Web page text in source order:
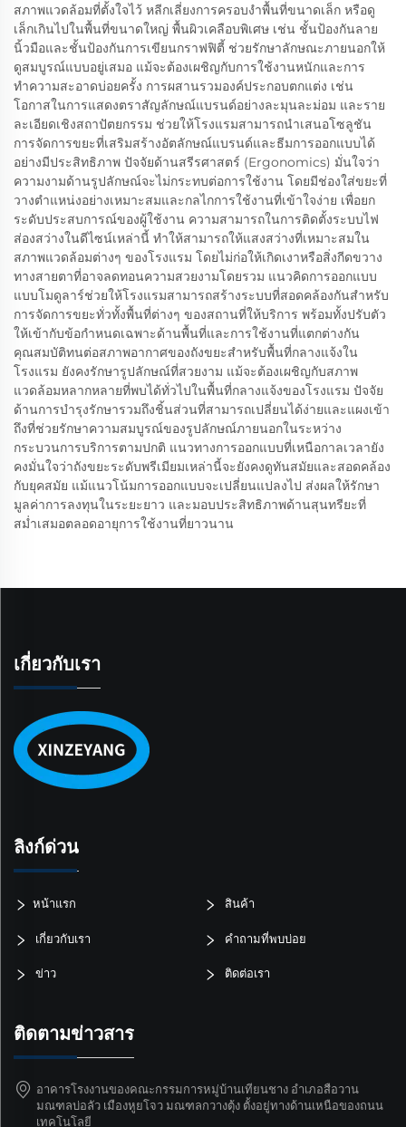
สภาพแวดล้อมที่ตั้งใจไว้ หลีกเลี่ยงการครอบงำพื้นที่ขนาดเล็ก หรือดู
เล็กเกินไปในพื้นที่ขนาดใหญ่ พื้นผิวเคลือบพิเศษ เช่น ชั้นป้องกันลาย
นิ้วมือและชั้นป้องกันการเขียนกราฟฟิตี้ ช่วยรักษาลักษณะภายนอกให้
ดูสมบูรณ์แบบอยู่เสมอ แม้จะต้องเผชิญกับการใช้งานหนักและการ
ทำความสะอาดบ่อยครั้ง การผสานรวมองค์ประกอบตกแต่ง เช่น
โอกาสในการแสดงตราสัญลักษณ์แบรนด์อย่างละมุนละม่อม และราย
ละเอียดเชิงสถาปัตยกรรม ช่วยให้โรงแรมสามารถนำเสนอโซลูชัน
การจัดการขยะที่เสริมสร้างอัตลักษณ์แบรนด์และธีมการออกแบบได้
อย่างมีประสิทธิภาพ ปัจจัยด้านสรีรศาสตร์ (Ergonomics) มั่นใจว่า
ความงามด้านรูปลักษณ์จะไม่กระทบต่อการใช้งาน โดยมีช่องใส่ขยะที่
วางตำแหน่งอย่างเหมาะสมและกลไกการใช้งานที่เข้าใจง่าย เพื่อยก
ระดับประสบการณ์ของผู้ใช้งาน ความสามารถในการติดตั้งระบบไฟ
ส่องสว่างในดีไซน์เหล่านี้ ทำให้สามารถให้แสงสว่างที่เหมาะสมใน
สภาพแวดล้อมต่างๆ ของโรงแรม โดยไม่ก่อให้เกิดเงาหรือสิ่งกีดขวาง
ทางสายตาที่อาจลดทอนความสวยงามโดยรวม แนวคิดการออกแบบ
แบบโมดูลาร์ช่วยให้โรงแรมสามารถสร้างระบบที่สอดคล้องกันสำหรับ
การจัดการขยะทั่วทั้งพื้นที่ต่างๆ ของสถานที่ให้บริการ พร้อมทั้งปรับตัว
ให้เข้ากับข้อกำหนดเฉพาะด้านพื้นที่และการใช้งานที่แตกต่างกัน
คุณสมบัติทนต่อสภาพอากาศของถังขยะสำหรับพื้นที่กลางแจ้งใน
โรงแรม ยังคงรักษารูปลักษณ์ที่สวยงาม แม้จะต้องเผชิญกับสภาพ
แวดล้อมหลากหลายที่พบได้ทั่วไปในพื้นที่กลางแจ้งของโรงแรม ปัจจัย
ด้านการบำรุงรักษารวมถึงชิ้นส่วนที่สามารถเปลี่ยนได้ง่ายและแผงเข้า
ถึงที่ช่วยรักษาความสมบูรณ์ของรูปลักษณ์ภายนอกในระหว่าง
กระบวนการบริการตามปกติ แนวทางการออกแบบที่เหนือกาลเวลายัง
คงมั่นใจว่าถังขยะระดับพรีเมียมเหล่านี้จะยังคงดูทันสมัยและสอดคล้อง
กับยุคสมัย แม้แนวโน้มการออกแบบจะเปลี่ยนแปลงไป ส่งผลให้รักษา
มูลค่าการลงทุนในระยะยาว และมอบประสิทธิภาพด้านสุนทรียะที่
สม่ำเสมอตลอดอายุการใช้งานที่ยาวนาน
เกี่ยวกับเรา
ลิงก์ด่วน
หน้าแรก สินค้า
เกี่ยวกับเรา คำถามที่พบบ่อย
ข่าว ติดต่อเรา
ติดตามข่าวสาร
อาคารโรงงานของคณะกรรมการหมู่บ้านเทียนชาง อำเภอสือวาน
มณฑลบ่อลัว เมืองหูยโจว มณฑลกวางตุ้ง ตั้งอยู่ทางด้านเหนือของถนน
เทคโนโลยี